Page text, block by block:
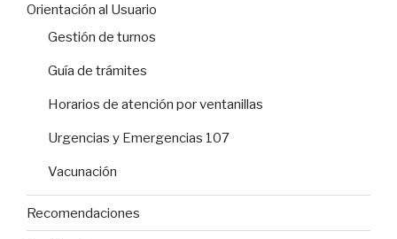
Orientación al Usuario
Gestión de turnos
Guía de trámites
Horarios de atención por ventanillas
Urgencias y Emergencias 107
Vacunación
Recomendaciones